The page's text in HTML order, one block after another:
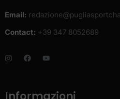
Email:
Contact: +39 347 8052689